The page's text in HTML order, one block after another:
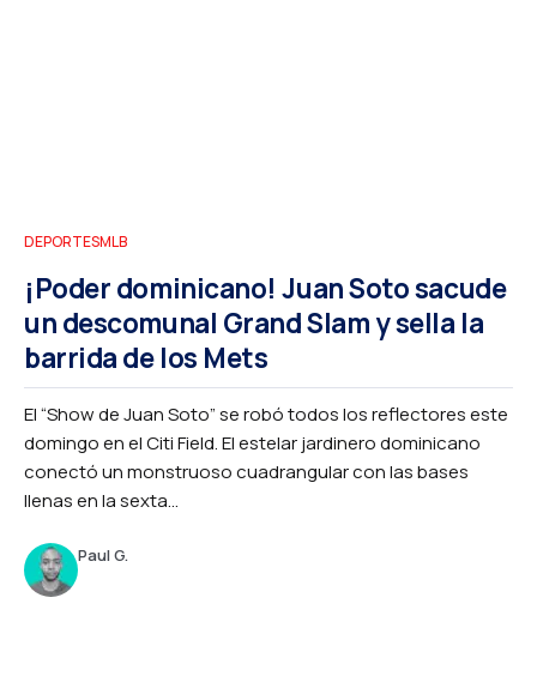
DEPORTESMLB
¡Poder dominicano! Juan Soto sacude
un descomunal Grand Slam y sella la
barrida de los Mets
El “Show de Juan Soto” se robó todos los reflectores este
domingo en el Citi Field. El estelar jardinero dominicano
conectó un monstruoso cuadrangular con las bases
llenas en la sexta...
Paul G.